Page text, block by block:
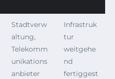
Stadtverw
altung,
Telekomm
unikations
anbieter
Infrastruk
tur
weitgehe
nd
fertiggest